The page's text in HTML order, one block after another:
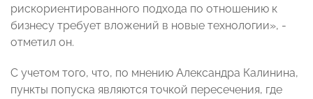
рискориентированного подхода по отношению к
бизнесу требует вложений в новые технологии», -
отметил он.
С учетом того, что, по мнению Александра Калинина,
пункты попуска являются точкой пересечения, где